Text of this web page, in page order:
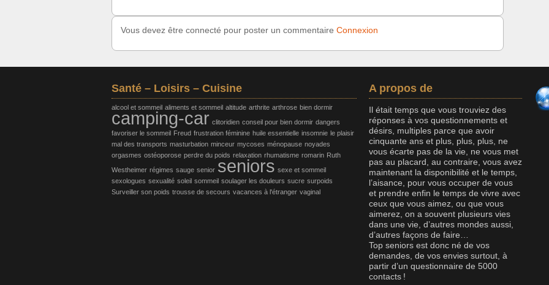
Vous devez être connecté pour poster un commentaire Connexion
Santé – Loisirs – Cuisine
alcool et sommeil aliments et sommeil altitude arthrite arthrose bien dormir
camping-car clitoridien conseil pour bien dormir dangers
favoriser le sommeil Freud frustration féminine huile essentielle insomnie le plaisir
mal des transports masturbation minceur mycoses ménopause noyades
orgasmes ostéoporose perdre du poids relaxation rhumatisme romarin Ruth
Westheimer régimes sauge senior seniors sexe et sommeil
sexologues sexualité soleil sommeil soulager les douleurs sucre surpoids
Surveiller son poids trousse de secours vacances à l'étranger vaginal
A propos de
Il était temps que vous trouviez des
réponses à vos questionnements et
désirs, multiples parce que avoir
cinquante ans et plus, plus, plus, ne
vous écarte pas de la vie, ne vous met
pas au placard, au contraire, vous avez
maintenant la disponibilité et le temps,
l’aisance, pour vous occuper de vous
et prendre enfin le temps de vivre avec
ceux que vous aimez, ou que vous
aimerez, on a souvent plusieurs vies
dans une vie, d’autres mondes aussi,
d’autres façons de faire…
Top seniors est donc né de vos
demandes, de vos envies surtout, à
partir d’un questionnaire de 5000
contacts !